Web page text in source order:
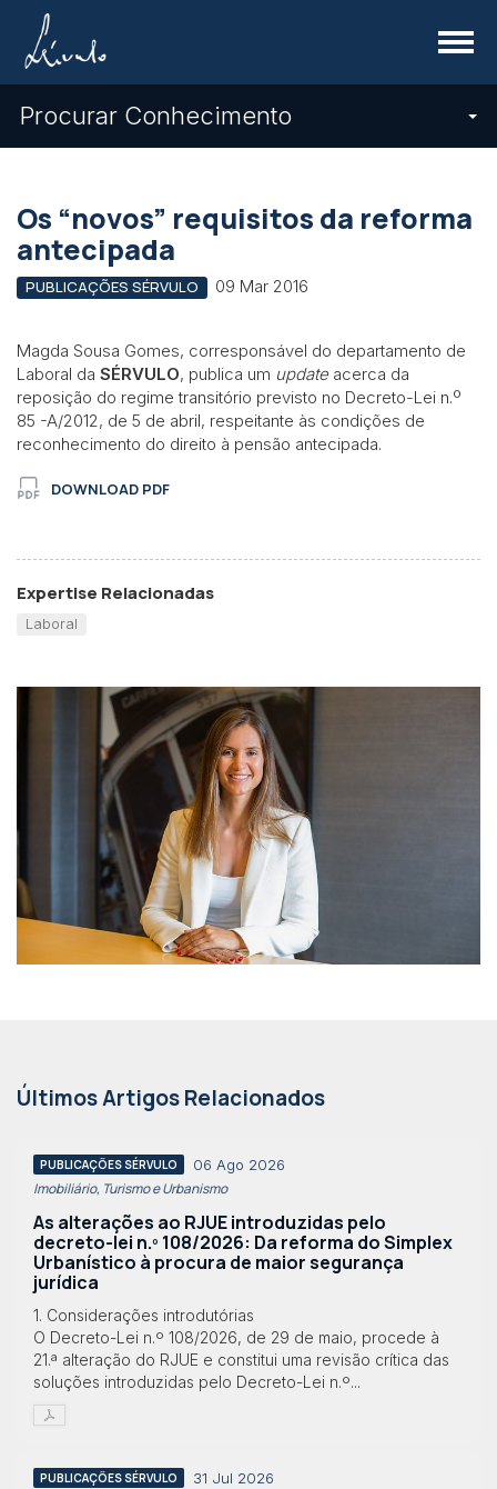
Menu
Procurar Conhecimento
Os “novos” requisitos da reforma
antecipada
PUBLICAÇÕES SÉRVULO 09 Mar 2016
Magda Sousa Gomes, corresponsável do departamento de
Laboral da SÉRVULO, publica um updateacerca da
reposição do regime transitório previsto no Decreto-Lei n.º
85 -A/2012, de 5 de abril, respeitante às condições de
reconhecimento do direito à pensão antecipada.
DOWNLOAD PDF
Expertise Relacionadas
Laboral
Últimos Artigos Relacionados
PUBLICAÇÕES SÉRVULO 06 Ago 2026
Imobiliário, Turismo e Urbanismo
As alterações ao RJUE introduzidas pelo
decreto-lei n.º 108/2026: Da reforma do Simplex
Urbanístico à procura de maior segurança
jurídica
1. Considerações introdutórias
O Decreto-Lei n.º 108/2026, de 29 de maio, procede à
21.ª alteração do RJUE e constitui uma revisão crítica das
soluções introduzidas pelo Decreto-Lei n.º...
PUBLICAÇÕES SÉRVULO 31 Jul 2026